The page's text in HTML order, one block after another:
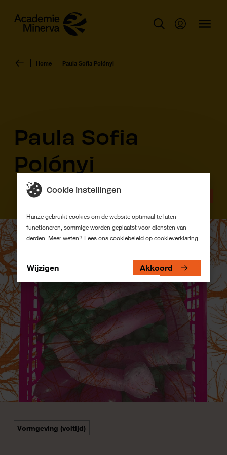
Home Paula Sofia Polónyi
Paula Sofia
Polónyi
Vormgeving (voltijd)
Cookie instellingen
Hanze gebruikt cookies om de website optimaal te laten
functioneren, sommige worden geplaatst voor diensten van
derden. Meer weten? Lees ons cookiebeleid opcookieverklaring.
Wijzigen Akkoord